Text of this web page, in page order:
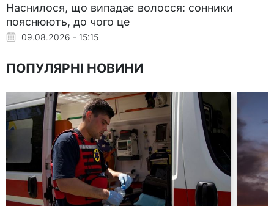
Наснилося, що випадає волосся: сонники
пояснюють, до чого це
09.08.2026 - 15:15
ПОПУЛЯРНІ НОВИНИ